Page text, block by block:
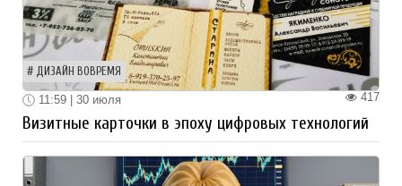
ДИЗАЙН ВОВРЕМЯ
417
11:59 | 30 июля
Визитные карточки в эпоху цифровых технологий